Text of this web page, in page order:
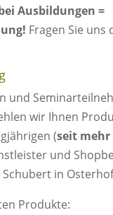
Ausbildungen =
Fragen Sie uns
und
wir Ihnen
(seit mehr
und
in
Produkte: